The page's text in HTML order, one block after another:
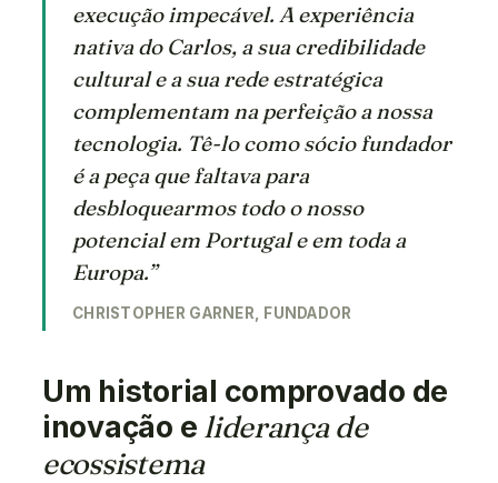
execução impecável. A experiência
nativa do Carlos, a sua credibilidade
cultural e a sua rede estratégica
complementam na perfeição a nossa
tecnologia. Tê-lo como sócio fundador
é a peça que faltava para
desbloquearmos todo o nosso
potencial em Portugal e em toda a
Europa.”
CHRISTOPHER GARNER, FUNDADOR
Um historial comprovado de
inovação e liderança de
ecossistema